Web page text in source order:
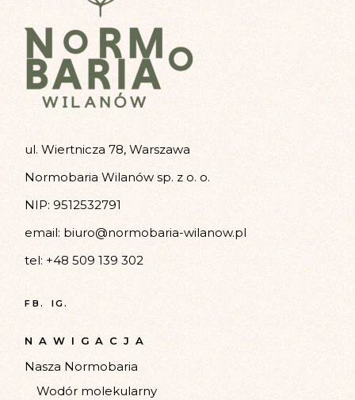
ul. Wiertnicza 78, Warszawa
Normobaria Wilanów sp. z o. o.
NIP: 9512532791
email: biuro@normobaria-wilanow.pl
tel: +48 509 139 302
FB. IG.
NAWIGACJA
Nasza Normobaria
Wodór molekularny